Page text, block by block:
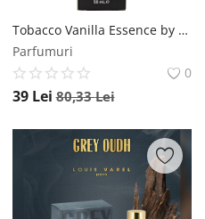
Tobacco Vanilla Essence by Patric (T-3), apa de parfum 50ml, unisex by Patric
Parfumuri
0
39 Lei 80,33Lei